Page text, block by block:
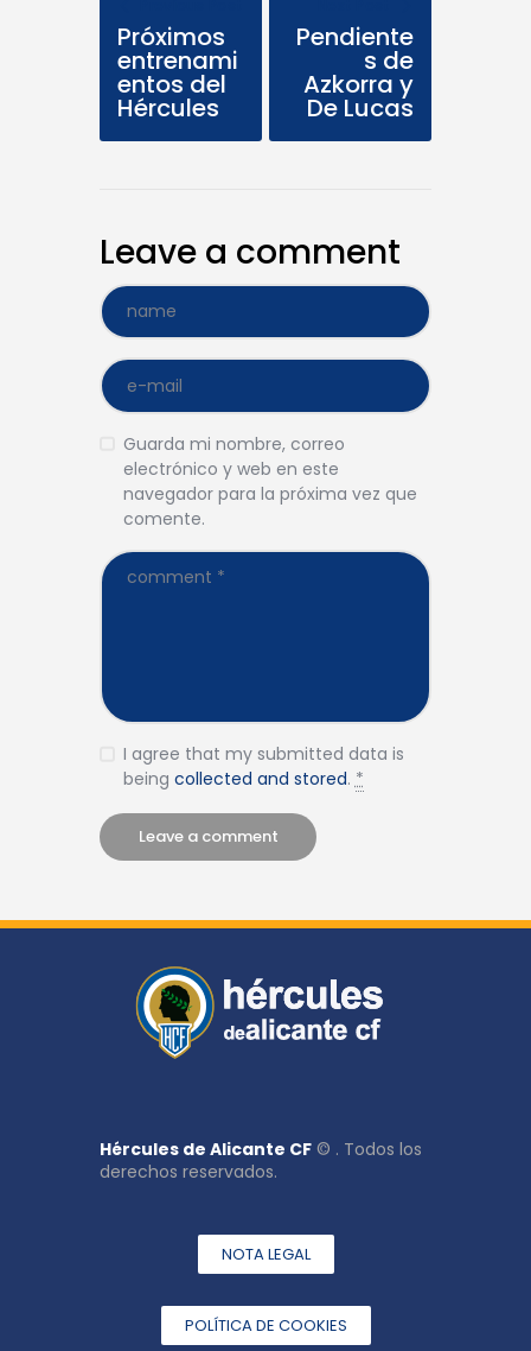
Próximos
entrenami
entos del
Hércules
Pendiente
s de
Azkorra y
De Lucas
Leave a comment
Guarda mi nombre, correo
electrónico y web en este
navegador para la próxima vez que
comente.
I agree that my submitted data is
being collected and stored.*
Hércules de Alicante CF © . Todos los
derechos reservados.
NOTA LEGAL
POLÍTICA DE COOKIES